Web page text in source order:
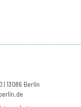
13086 Berlin